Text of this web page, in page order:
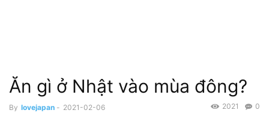
Ăn gì ở Nhật vào mùa đông?
By lovejapan - 2021-02-06 0
2021